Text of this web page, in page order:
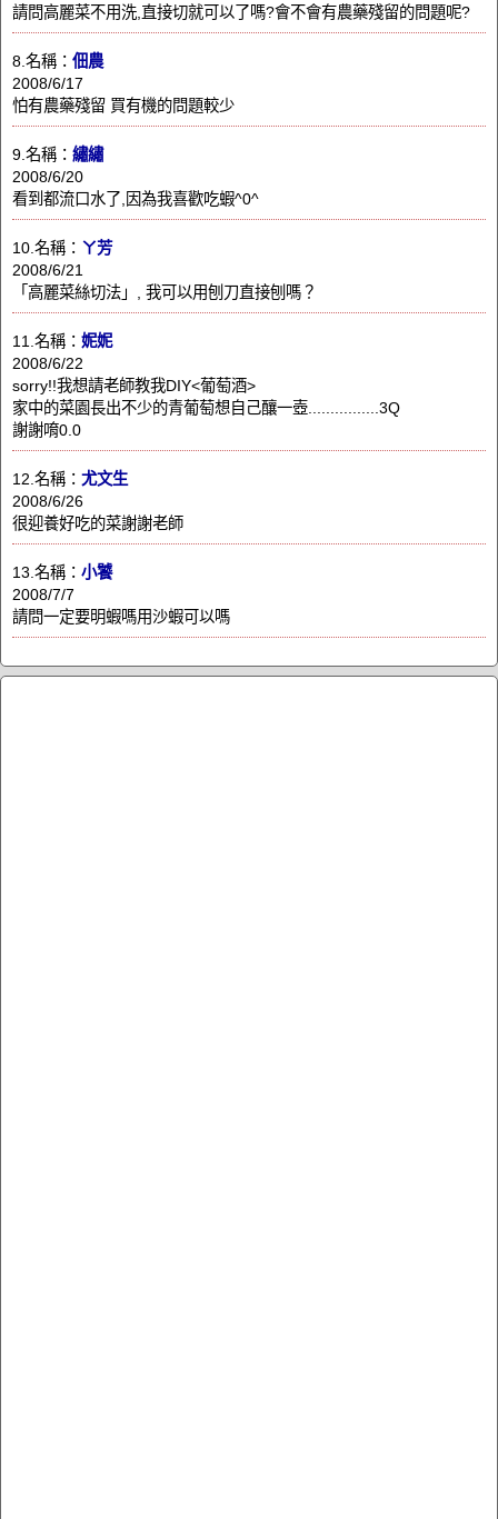
請問高麗菜不用洗,直接切就可以了嗎?會不會有農藥殘留的問題呢?
8.名稱： 佃農
2008/6/17
怕有農藥殘留 買有機的問題較少
9.名稱： 繡繡
2008/6/20
看到都流口水了,因為我喜歡吃蝦^0^
10.名稱： ㄚ芳
2008/6/21
「高麗菜絲切法」, 我可以用刨刀直接刨嗎？
11.名稱： 妮妮
2008/6/22
sorry!!我想請老師教我DIY<葡萄酒>
家中的菜園長出不少的青葡萄想自己釀一壺................3Q
謝謝唷0.0
12.名稱： 尤文生
2008/6/26
很迎養好吃的菜謝謝老師
13.名稱： 小饕
2008/7/7
請問一定要明蝦嗎用沙蝦可以嗎